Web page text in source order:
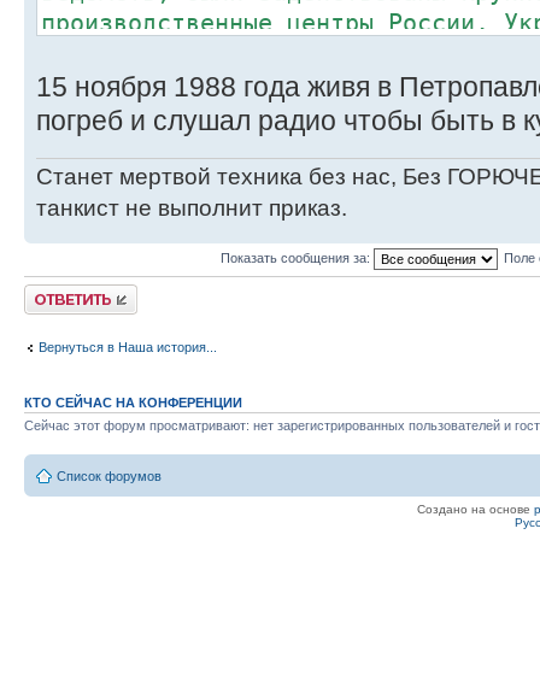
производственные центры России,
Продолжительность полёта
совершил два витка вокруг Земли,
прошёл в автоматическом режиме с
компьютера и бортового
факт — полёт космического
на Землю в автоматическом режиме
бортового компьютера — вошёл в
15 ноября 1988 года живя в
погреб и слушал радио чтобы быть в
Станет мертвой техника без нас, Без
танкист не выполнит приказ.
Показать сообщения за: Поле
Ответить
Вернуться в Наша история...
КТО СЕЙЧАС НА КОНФЕРЕНЦИИ
Сейчас этот форум просматривают: нет зарегистрированных пользователей и
Список форумов
Создано на основе